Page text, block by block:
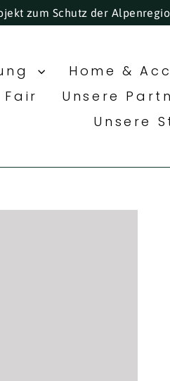
zum Schutz der
Home &
Unsere
Unsere